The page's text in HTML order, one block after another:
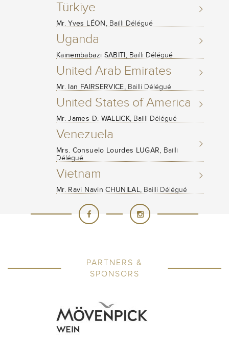
Türkiye
Mr. Yves LÉON,Bailli Délégué
Uganda
Kainembabazi SABITI, Bailli Délégué
United Arab Emirates
Mr. Ian FAIRSERVICE, Bailli Délégué
United States of America
Mr. James D. WALLICK, Bailli Délégué
Venezuela
Mrs. Consuelo Lourdes LUGAR, Bailli
Délégué
Vietnam
Mr. Ravi Navin CHUNILAL, Bailli Délégué
PARTNERS &
SPONSORS